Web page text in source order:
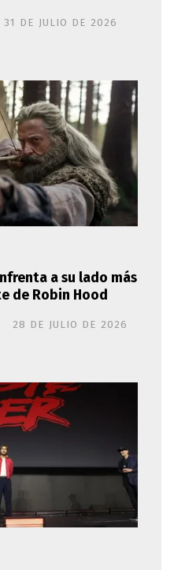
31 DE JULIO DE 2026
a su lado más
de Robin Hood
28 DE JULIO DE 2026